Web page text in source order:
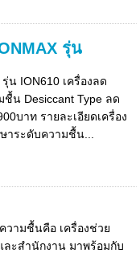
รุ่น
น ION610 เครื่องลด
น Desiccant Type ลด
บาท รายละเอียดเครื่อง
าระดับความชื้น...
วามชื้นคือ เครื่องช่วย
ะสำนักงาน มาพร้อมกับ